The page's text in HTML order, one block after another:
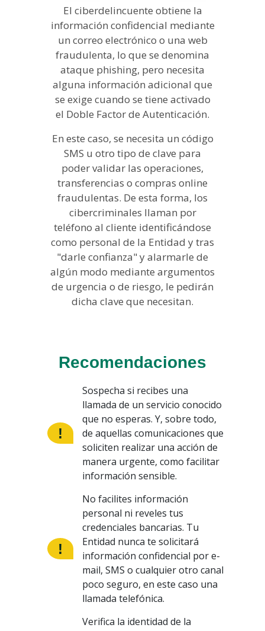
El ciberdelincuente obtiene la
información confidencial mediante
un correo electrónico o una web
fraudulenta, lo que se denomina
ataque phishing, pero necesita
alguna información adicional que
se exige cuando se tiene activado
el Doble Factor de Autenticación.
En este caso, se necesita un código
SMS u otro tipo de clave para
poder validar las operaciones,
transferencias o compras online
fraudulentas. De esta forma, los
cibercriminales llaman por
teléfono al cliente identificándose
como personal de la Entidad y tras
"darle confianza" y alarmarle de
algún modo mediante argumentos
de urgencia o de riesgo, le pedirán
dicha clave que necesitan.
Recomendaciones
Sospecha si recibes una
llamada de un servicio conocido
que no esperas. Y, sobre todo,
de aquellas comunicaciones que
soliciten realizar una acción de
manera urgente, como facilitar
información sensible.
No facilites información
personal ni reveles tus
credenciales bancarias. Tu
Entidad nunca te solicitará
información confidencial por e-
mail, SMS o cualquier otro canal
poco seguro, en este caso una
llamada telefónica.
Verifica la identidad de la